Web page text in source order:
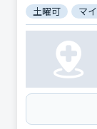
土曜可 マ